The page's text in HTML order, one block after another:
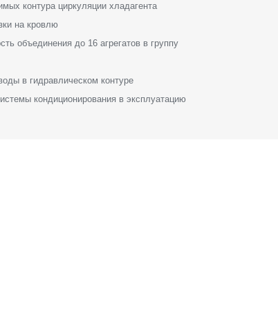
контура циркуляции хладагента
на кровлю
объединения до 16 агрегатов в группу
в гидравлическом контуре
кондиционирования в эксплуатацию